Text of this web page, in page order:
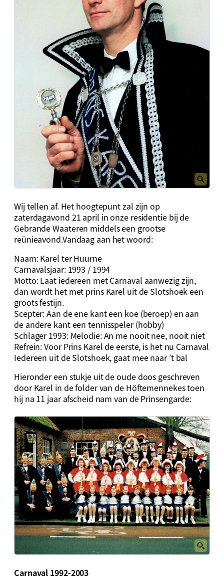
Wij tellen af. Het hoogtepunt zal zijn op
zaterdagavond 21 april in onze residentie bij de
Gebrande Waateren middels een grootse
reünieavond.Vandaag aan het woord:
Naam: Karel ter Huurne
Carnavalsjaar: 1993 / 1994
Motto: Laat iedereen met Carnaval aanwezig zijn,
dan wordt het met prins Karel uit de Slotshoek een
groots festijn.
Scepter: Aan de ene kant een koe (beroep) en aan
de andere kant een tennisspeler (hobby)
Schlager 1993: Melodie: An me nooit nee, nooit niet
Refrein: Voor Prins Karel de eerste, is het nu Carnaval
Iedereen uit de Slotshoek, gaat mee naar ’t bal
Hieronder een stukje uit de oude doos geschreven
door Karel in de folder van de Höftemennekes toen
hij na 11 jaar afscheid nam van de Prinsengarde:
Carnaval 1992-2003